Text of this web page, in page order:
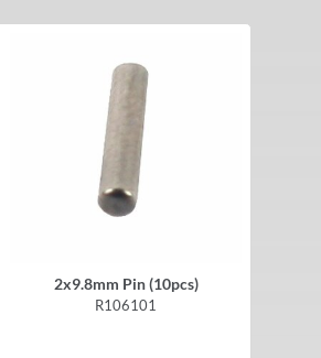
2x9.8mm Pin (10pcs)
R106101